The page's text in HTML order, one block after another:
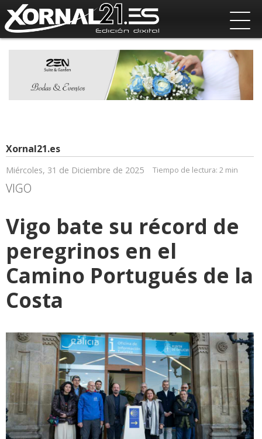
Xornal21.es
Miércoles, 31 de Diciembre de 2025 Tiempo de lectura: 2 min
VIGO
Vigo bate su récord de
peregrinos en el
Camino Portugués de la
Costa